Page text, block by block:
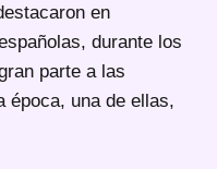
en
durante los
parte a las
época, una de ellas,